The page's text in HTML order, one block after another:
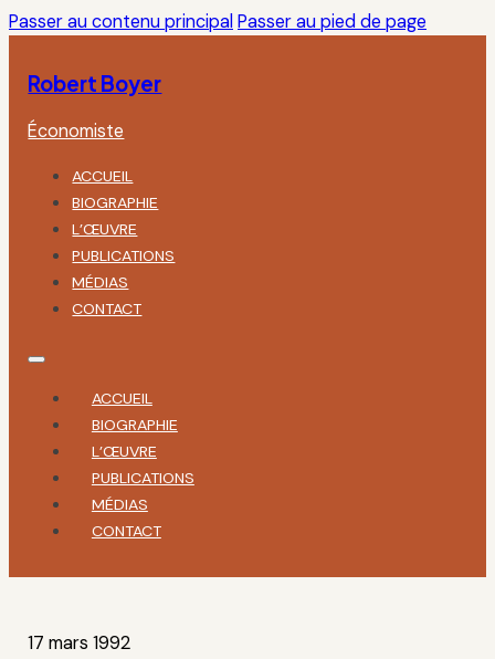
Passer au contenu principal Passer au pied de page
Robert Boyer
Économiste
ACCUEIL
BIOGRAPHIE
L’ŒUVRE
PUBLICATIONS
MÉDIAS
CONTACT
ACCUEIL
BIOGRAPHIE
L’ŒUVRE
PUBLICATIONS
MÉDIAS
CONTACT
17 mars 1992